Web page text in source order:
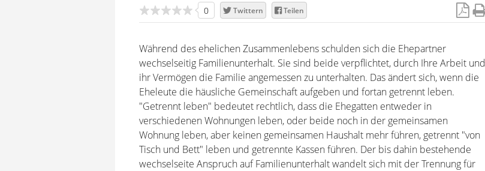
0 Twittern Teilen
Während des ehelichen Zusammenlebens schulden sich die Ehepartner
wechselseitig Familienunterhalt. Sie sind beide verpflichtet, durch Ihre Arbeit und
ihr Vermögen die Familie angemessen zu unterhalten. Das ändert sich, wenn die
Eheleute die häusliche Gemeinschaft aufgeben und fortan getrennt leben.
"Getrennt leben" bedeutet rechtlich, dass die Ehegatten entweder in
verschiedenen Wohnungen leben, oder beide noch in der gemeinsamen
Wohnung leben, aber keinen gemeinsamen Haushalt mehr führen, getrennt "von
Tisch und Bett" leben und getrennte Kassen führen. Der bis dahin bestehende
wechselseite Anspruch auf Familienunterhalt wandelt sich mit der Trennung für